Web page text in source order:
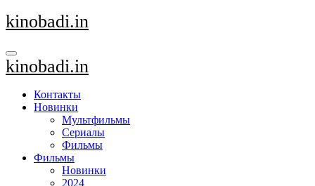
Перейти
к
kinobadi.in
kinobadi.in
Контакты
Новинки
Мультфильмы
Сериалы
Фильмы
Фильмы
Новинки
2024